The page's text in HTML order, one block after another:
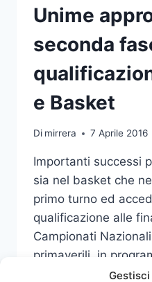
Gestisci
Unime
seconda
e Basket
Di mirrera 7 Aprile 2016
Importanti successi
sia nel basket che
primo turno ed
qualificazione alle
Campionati
primaverili, in
giugno prossimi a